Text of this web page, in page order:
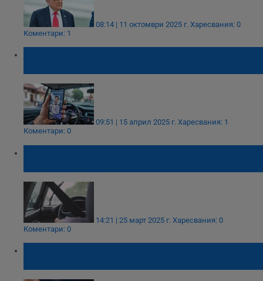
08:14 | 11 октомври 2025 г. Харесвания: 0
Коментари: 1
09:51 | 15 април 2025 г. Харесвания: 1
Коментари: 0
14:21 | 25 март 2025 г. Харесвания: 0
Коментари: 0